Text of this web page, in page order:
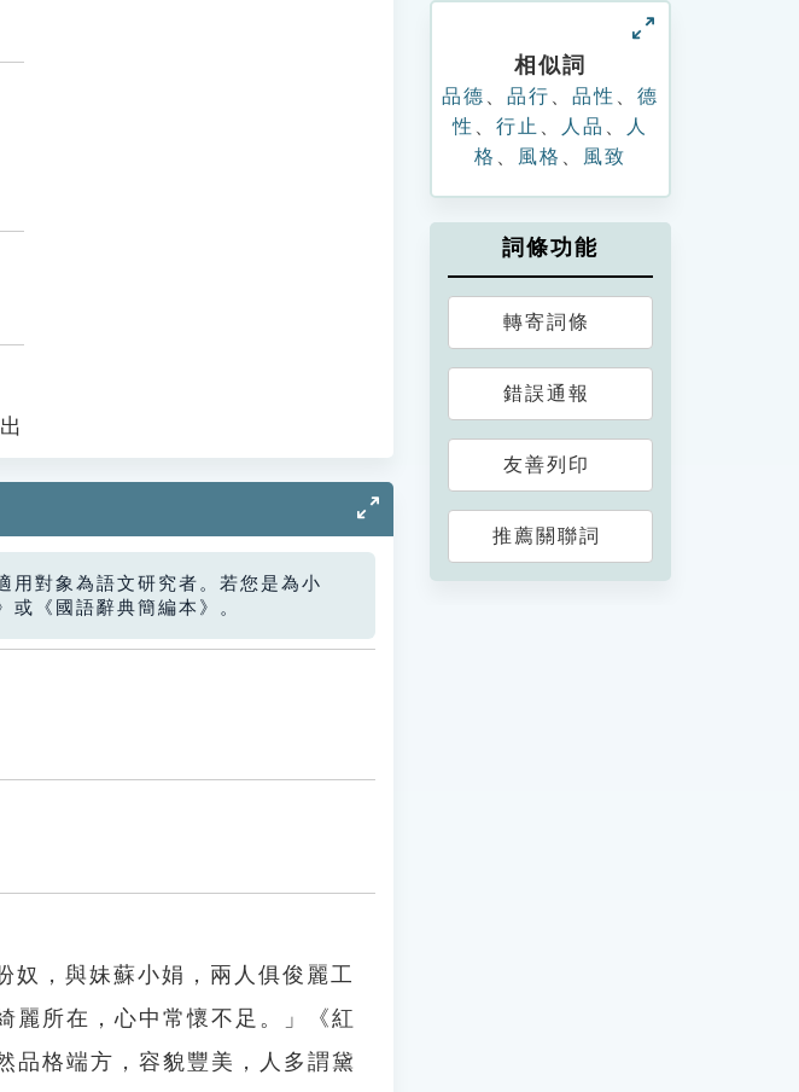
用對象為語文研究者。若您是為小
《國語辭典簡編本》。
奴，與妹蘇小娟，兩人俱俊麗工
所在，心中常懷不足。」《紅
品格端方，容貌豐美，人多謂黛
相似詞
品德 品行 品性
德
性
行止 人品
人
格
風格 風致
詞條功能
轉寄詞條
錯誤通報
友善列印
推薦關聯詞